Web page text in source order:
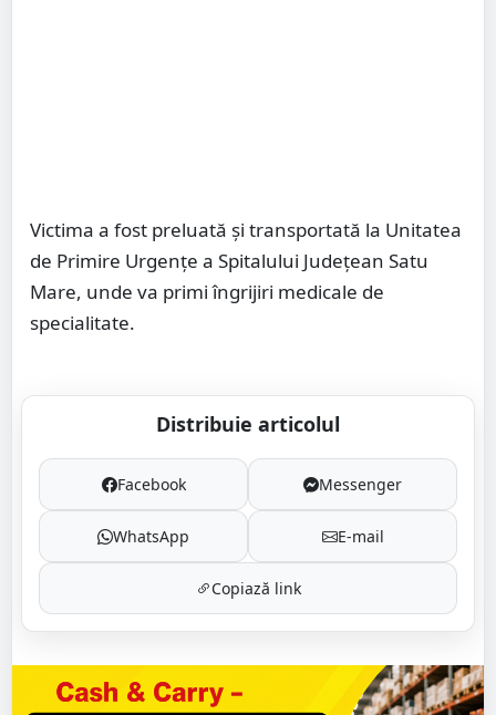
Victima a fost preluată și transportată la Unitatea
de Primire Urgențe a Spitalului Județean Satu
Mare, unde va primi îngrijiri medicale de
specialitate.
Distribuie articolul
Facebook Messenger
WhatsApp E-mail
Copiază link